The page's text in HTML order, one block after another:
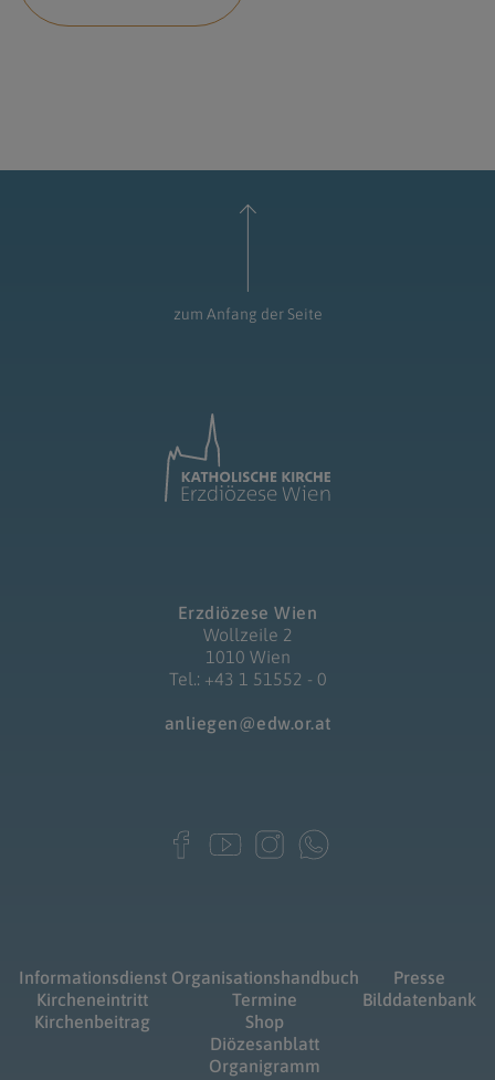
zum Anfang der Seite
Erzdiözese Wien
Wollzeile 2
1010 Wien
Tel.: +43 1 51552 - 0
anliegen@edw.or.at
Informationsdienst
Kircheneintritt
Kirchenbeitrag
Organisationshandbuch
Termine
Shop
Diözesanblatt
Organigramm
Presse
Bilddatenbank